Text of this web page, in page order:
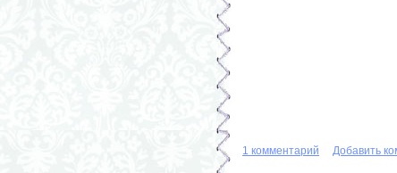
1 комментарий Добавить